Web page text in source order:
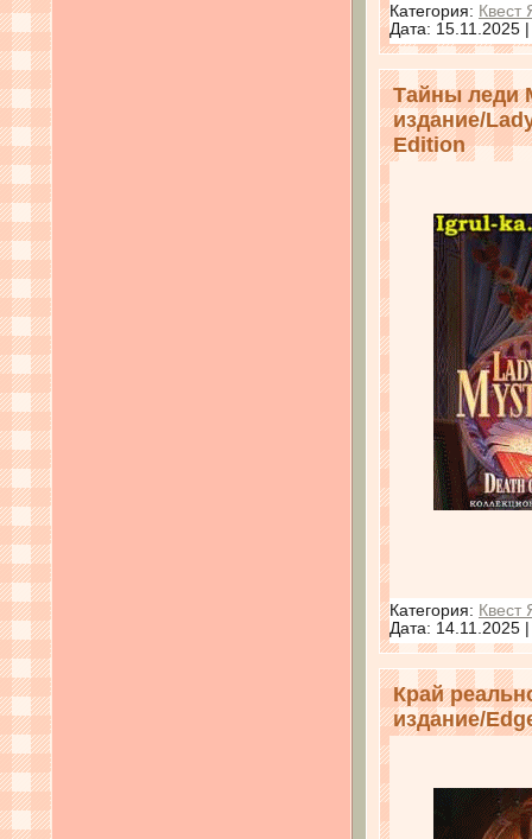
Категория: Квест
Дата: 15.11.2025
Тайны леди
издание/
Edition
Категория: Квест
Дата: 14.11.2025
Край
издание/